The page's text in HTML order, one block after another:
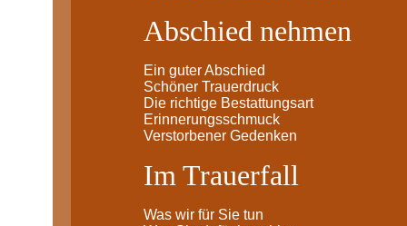
Abschied nehmen
Ein guter Abschied
Schöner Trauerdruck
Die richtige Bestattungsart
Erinnerungsschmuck
Verstorbener Gedenken
Im Trauerfall
Was wir für Sie tun